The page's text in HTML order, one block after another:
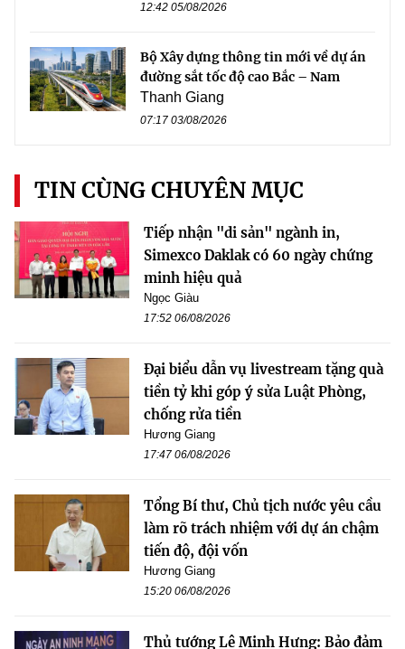
12:42 05/08/2026
Bộ Xây dựng thông tin mới về dự án
đường sắt tốc độ cao Bắc – Nam
Thanh Giang
07:17 03/08/2026
TIN CÙNG CHUYÊN MỤC
Tiếp nhận "di sản" ngành in,
Simexco Daklak có 60 ngày chứng
minh hiệu quả
Ngọc Giàu
17:52 06/08/2026
Đại biểu dẫn vụ livestream tặng quà
tiền tỷ khi góp ý sửa Luật Phòng,
chống rửa tiền
Hương Giang
17:47 06/08/2026
Tổng Bí thư, Chủ tịch nước yêu cầu
làm rõ trách nhiệm với dự án chậm
tiến độ, đội vốn
Hương Giang
15:20 06/08/2026
Thủ tướng Lê Minh Hưng: Bảo đảm